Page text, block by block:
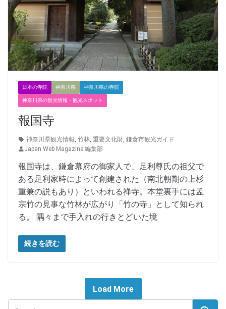
日本の寺院 神奈川県 神奈川県の寺院
神奈川県の観光情報・観光スポット
報国寺
神奈川県観光情報, 竹林, 重要文化財, 鎌倉市観光ガイド
Japan Web Magazine 編集部
報国寺は、鎌倉幕府の御家人で、足利尊氏の祖父で
ある足利家時によって創建された（南北朝期の上杉
重兼の説もあり）といわれる禅寺。本堂裏手には孟
宗竹の見事な竹林が広がり「竹の寺」として知られ
る。 隅々まで手入れの行きとどいた境
続きを読む
Load More